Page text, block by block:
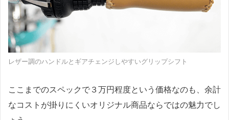
レザー調のハンドルとギアチェンジしやすいグリップシフト
ここまでのスペックで３万円程度という価格なのも、余計
なコストが掛りにくいオリジナル商品ならではの魅力でし